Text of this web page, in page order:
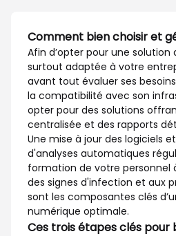
Comment bien choisir et
Afin d’opter pour une
surtout adaptée à votre
avant tout évaluer ses
la compatibilité avec son
opter pour des solutions
centralisée et des rapports
Une mise à jour des logiciels
d'analyses automatiques
formation de votre personnel
des signes d'infection et aux
sont les composantes clés
numérique optimale.
Ces trois étapes clés